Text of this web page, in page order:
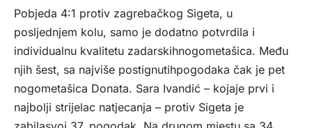
Pobjeda 4:1 protiv zagrebačkog Sigeta, u
posljednjem kolu, samo je dodatno potvrdila i
individualnu kvalitetu zadarskihnogometašica. Među
njih šest, sa najviše postignutihpogodaka čak je pet
nogometašica Donata. Sara Ivandić – kojaje prvi i
najbolji strijelac natjecanja – protiv Sigeta je